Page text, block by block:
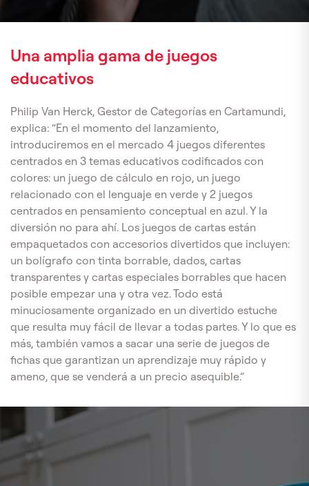
Una amplia gama de juegos
educativos
Philip Van Herck, Gestor de Categorías en Cartamundi,
explica: “En el momento del lanzamiento,
introduciremos en el mercado 4 juegos diferentes
centrados en 3 temas educativos codificados con
colores: un juego de cálculo en rojo, un juego
relacionado con el lenguaje en verde y 2 juegos
centrados en pensamiento conceptual en azul. Y la
diversión no para ahí. Los juegos de cartas están
empaquetados con accesorios divertidos que incluyen:
un bolígrafo con tinta borrable, dados, cartas
transparentes y cartas especiales borrables que hacen
posible empezar una y otra vez. Todo está
minuciosamente organizado en un divertido estuche
que resulta muy fácil de llevar a todas partes. Y lo que es
más, también vamos a sacar una serie de juegos de
fichas que garantizan un aprendizaje muy rápido y
ameno, que se venderá a un precio asequible.”